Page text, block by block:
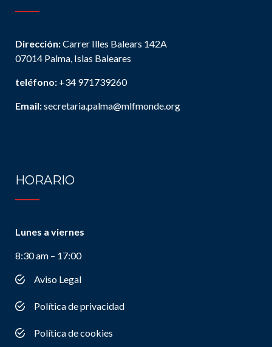
Dirección:Carrer Illes Balears 142A
07014 Palma, Islas Baleares
teléfono: +34 971739260
Email:secretaria.palma@mlfmonde.org
HORARIO
Lunes a viernes
8:30 am – 17:00
Aviso Legal
Política de privacidad
Política de cookies